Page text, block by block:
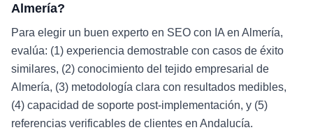
Almería?
Para elegir un buen experto en SEO con IA en Almería,
evalúa: (1) experiencia demostrable con casos de éxito
similares, (2) conocimiento del tejido empresarial de
Almería, (3) metodología clara con resultados medibles,
(4) capacidad de soporte post-implementación, y (5)
referencias verificables de clientes en Andalucía.